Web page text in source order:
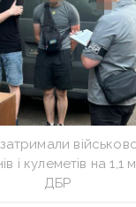
і кулеметів на
ДБР